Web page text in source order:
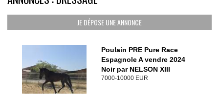
JE DÉPOSE UNE ANNONCE
Poulain PRE Pure Race
Espagnole A vendre 2024
Noir par NELSON XIII
7000-10000 EUR